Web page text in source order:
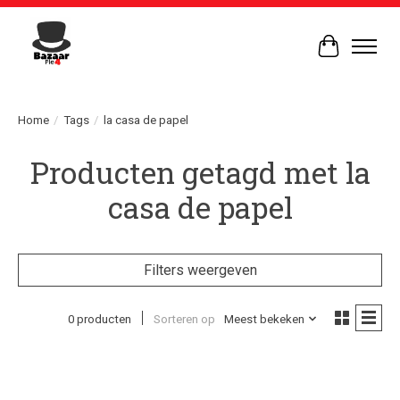
Home / Tags / la casa de papel
Producten getagd met la
casa de papel
Filters weergeven
0 producten Sorteren op Meest bekeken